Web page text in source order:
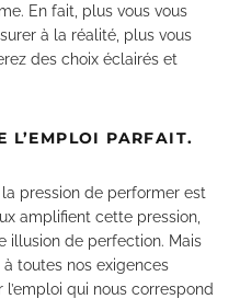
En fait, plus vous vous
à la réalité, plus vous
des choix éclairés et
L’EMPLOI PARFAIT.
pression de performer est
amplifient cette pression,
illusion de perfection. Mais
à toutes nos exigences
l’emploi qui nous correspond